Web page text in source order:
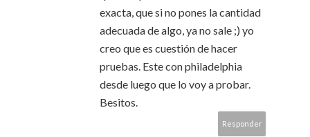
exacta, que si no pones la cantidad
adecuada de algo, ya no sale ;) yo
creo que es cuestión de hacer
pruebas. Este con philadelphia
desde luego que lo voy a probar.
Besitos.
Responder